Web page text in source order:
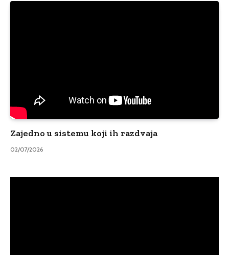
Zajedno u sistemu koji ih razdvaja
02/07/2026